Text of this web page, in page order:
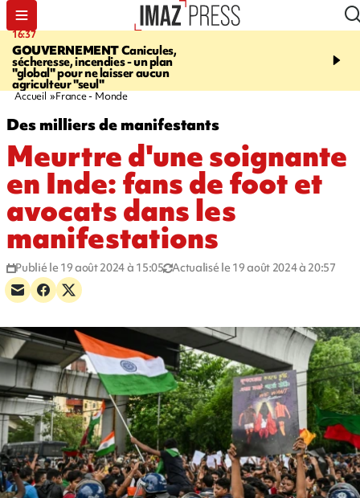
16:37
GOUVERNEMENTCanicules,
sécheresse, incendies - un plan
"global" pour ne laisser aucun
agriculteur "seul"
20:23
interpellé, coprs
Accueil France - Monde
Des milliers de manifestants
Meurtre d'une soignante
en Inde: fans de foot et
avocats dans les
manifestations
Publié le 19 août 2024 à 15:05 Actualisé le 19 août 2024 à 20:57